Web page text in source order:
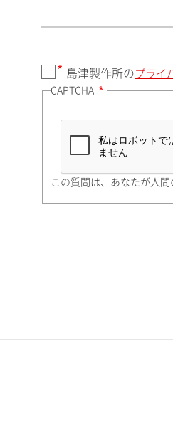
都道府県（勤務先）
町名・番地（勤務先）
島津製作所の プライ
CAPTCHA
この質問は、あなたが人